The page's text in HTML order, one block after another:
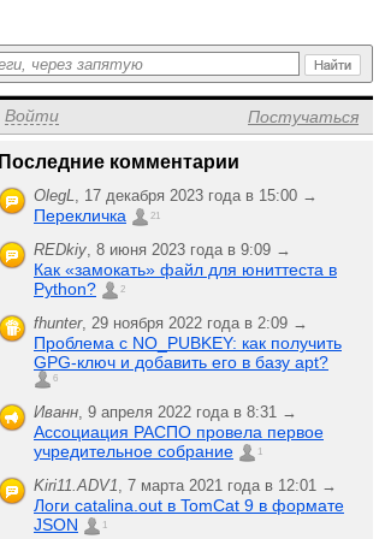
Войти Постучаться
Последние комментарии
OlegL, 17 декабря 2023 года в 15:00 →
Перекличка 21
REDkiy, 8 июня 2023 года в 9:09 →
Как «замокать» файл для юниттеста в
Python?
2
fhunter, 29 ноября 2022 года в 2:09 →
Проблема с NO_PUBKEY: как получить
GPG-ключ и добавить его в базу apt?
6
Иванн, 9 апреля 2022 года в 8:31 →
Ассоциация РАСПО провела первое
учредительное собрание
1
Kiri11.ADV1, 7 марта 2021 года в 12:01 →
Логи catalina.out в TomCat 9 в формате
JSON
1